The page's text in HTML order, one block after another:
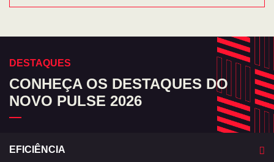
DESTAQUES
CONHEÇA OS DESTAQUES DO
NOVO PULSE 2026
EFICIÊNCIA